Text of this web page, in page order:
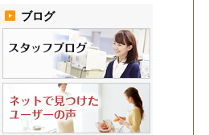
ブログ